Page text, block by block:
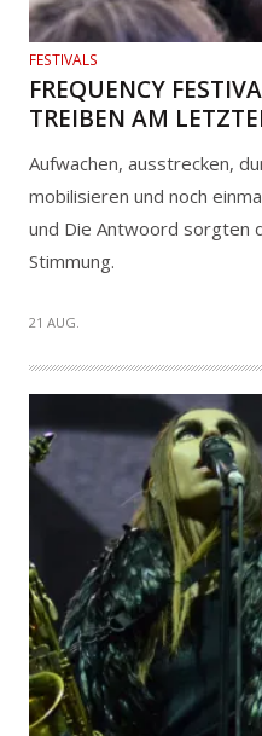
FESTIVALS
FREQUENCY
TREIBEN AM
Aufwachen, ausstrecken,
mobilisieren und noch
und Die Antwoord sorgten
Stimmung.
21 AUG.